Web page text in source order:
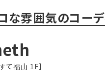
ロな雰囲気のコー
て福山 1F］